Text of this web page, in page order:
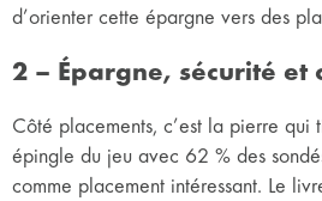
d’orienter cette épargne vers des
2 – Épargne, sécurité et
Côté placements, c’est la pierre qui
épingle du jeu avec 62 % des
comme placement intéressant. Le